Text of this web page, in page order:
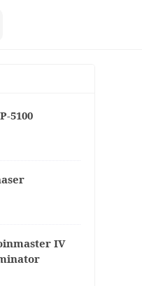
5100
IV